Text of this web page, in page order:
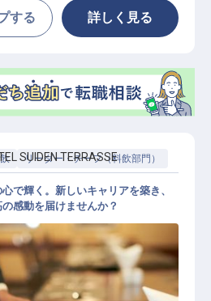
する 詳しく見る
リーダー・チーフ（料飲部門）
SUIDEN TERRASSE
で輝く。新しいキャリアを築き、
感動を届けませんか？